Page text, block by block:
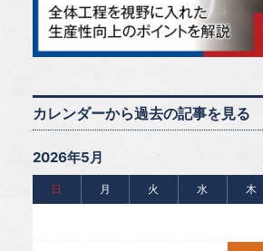
カレンダーから過去の記事を見る
2026年5月
日 月 火 水 木